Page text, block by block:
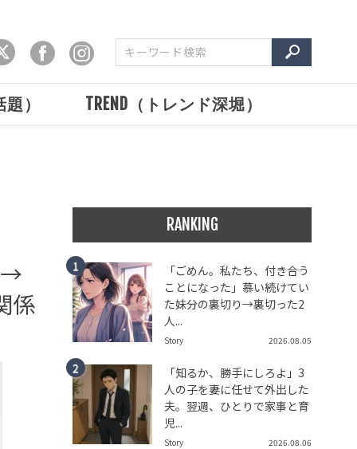
） TREND（トレンド深堀）
→
係
RANKING
「ごめん。私たち、付き合う
ことになった」慕い続けてい
た妹分の裏切り→裏切った2
人...
Story 2026.08.05
「知るか、勝手にしろよ」3
人の子を妻に任せて外出した
夫。翌週、ひとりで家事と育
児...
Story 2026.08.06